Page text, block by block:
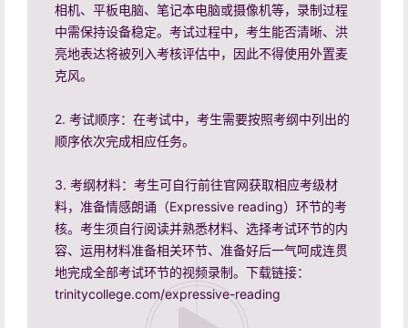
相机、平板电脑、笔记本电脑或摄像机等，录制过程
中需保持设备稳定。考试过程中，考生能否清晰、洪
亮地表达将被列入考核评估中，因此不得使用外置麦
克风。
2. 考试顺序：在考试中，考生需要按照考纲中列出的
顺序依次完成相应任务。
3. 考纲材料：考生可自行前往官网获取相应考级材
料，准备情感朗诵（Expressive reading）环节的考
核。考生须自行阅读并熟悉材料、选择考试环节的内
容、运用材料准备相关环节、准备好后一气呵成连贯
地完成全部考试环节的视频录制。下载链接：
trinitycollege.com/expressive-reading